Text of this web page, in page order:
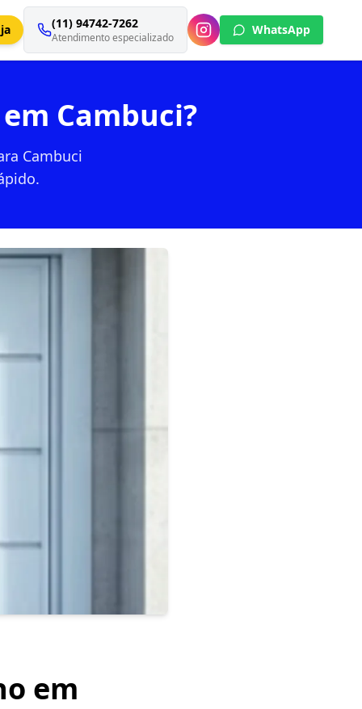
(11) 94742-7262
Atendimento especializado
WhatsApp
Cambuci?
Cambuci
em